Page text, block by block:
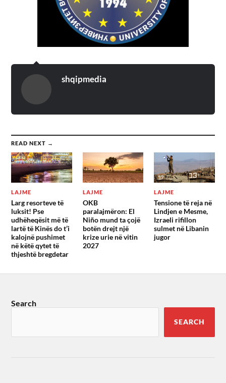
shqipmedia
READ NEXT →
LAJME
Larg resorteve të
luksit! Pse
udhëheqësit më të
lartë të Kinës do t’i
kalojnë pushimet
në këtë qytet të
thjeshtë bregdetar
LAJME
OKB
paralajmëron: El
Niño mund ta çojë
botën drejt një
krize urie në vitin
2027
LAJME
Tensione të reja në
Lindjen e Mesme,
Izraeli rifillon
sulmet në Libanin
jugor
Search
SEARCH